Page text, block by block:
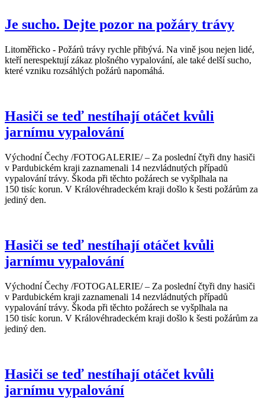
Je sucho. Dejte pozor na požáry trávy
Litoměřicko - Požárů trávy rychle přibývá. Na vině jsou nejen lidé,
kteří nerespektují zákaz plošného vypalování, ale také delší sucho,
které vzniku rozsáhlých požárů napomáhá.
Hasiči se teď nestíhají otáčet kvůli
jarnímu vypalování
Východní Čechy /FOTOGALERIE/ – Za poslední čtyři dny hasiči
v Pardubickém kraji zaznamenali 14 nezvládnutých případů
vypalování trávy. Škoda při těchto požárech se vyšplhala na
150 tisíc korun. V Královéhradeckém kraji došlo k šesti požárům za
jediný den.
Hasiči se teď nestíhají otáčet kvůli
jarnímu vypalování
Východní Čechy /FOTOGALERIE/ – Za poslední čtyři dny hasiči
v Pardubickém kraji zaznamenali 14 nezvládnutých případů
vypalování trávy. Škoda při těchto požárech se vyšplhala na
150 tisíc korun. V Královéhradeckém kraji došlo k šesti požárům za
jediný den.
Hasiči se teď nestíhají otáčet kvůli
jarnímu vypalování